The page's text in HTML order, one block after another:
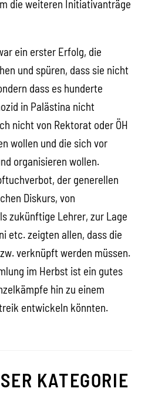
die weiteren Initiativanträge
ein erster Erfolg, die
und spüren, dass sie nicht
dass es hunderte
in Palästina nicht
nicht von Rektorat oder ÖH
wollen und die sich vor
organisieren wollen.
der generellen
Diskurs, von
zukünftige Lehrer, zur Lage
etc. zeigten allen, dass die
verknüpft werden müssen.
im Herbst ist ein gutes
hin zu einem
entwickeln könnten.
KATEGORIE